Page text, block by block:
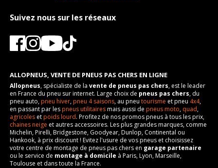
Suivez nous sur les réseaux
ALLOPNEUS, VENTE DE PNEUS PAS CHERS EN LIGNE
Allopneus, spécialiste de la vente de pneus pas chers, est le leader
en France du pneu sur internet. Large choix de pneus pas chers, du
pneu auto,pneu hiver,pneu 4 saisons, au pneu tourisme et pneu 4x4,
en passant par lespneus utilitairesmais aussi de pneus moto, quad,
agricoles etpoids lourd. Profitez de nos promos pneus à tous les prix,
chaines neige et autres accessoires. Les plus grandes marques, comme
Michelin, Pirelli, Bridgestone, Goodyear, Dunlop, Continental ou
Hankook, à prix discount ! Evitez l'usure de vos pneus et choisissez
votre centre de montage de pneus pas chers en garage partenaire
ou le service de montage à domicile à Paris, Lyon, Marseille,
Toulouse et dans toute la France.